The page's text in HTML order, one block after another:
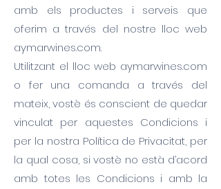
amb els productes i serveis que
oferim a través del nostre lloc web
aymarwines.com.
Utilitzant el lloc web aymarwines.com
o fer una comanda a través del
mateix, vostè és conscient de quedar
vinculat per aquestes Condicions i
per la nostra Política de Privacitat, per
la qual cosa, si vostè no està d’acord
amb totes les Condicions i amb la